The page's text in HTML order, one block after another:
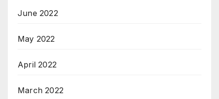
June 2022
May 2022
April 2022
March 2022